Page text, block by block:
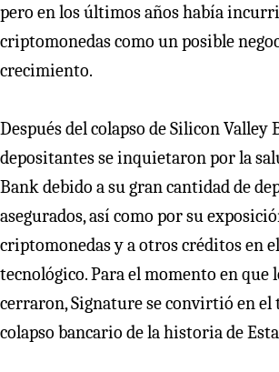
pero en los últimos años había
criptomonedas como un posible
crecimiento.
Después del colapso de Silicon Valley
depositantes se inquietaron por la
Bank debido a su gran cantidad de
asegurados, así como por su
criptomonedas y a otros créditos en
tecnológico. Para el momento en que
cerraron, Signature se convirtió en el
colapso bancario de la historia de